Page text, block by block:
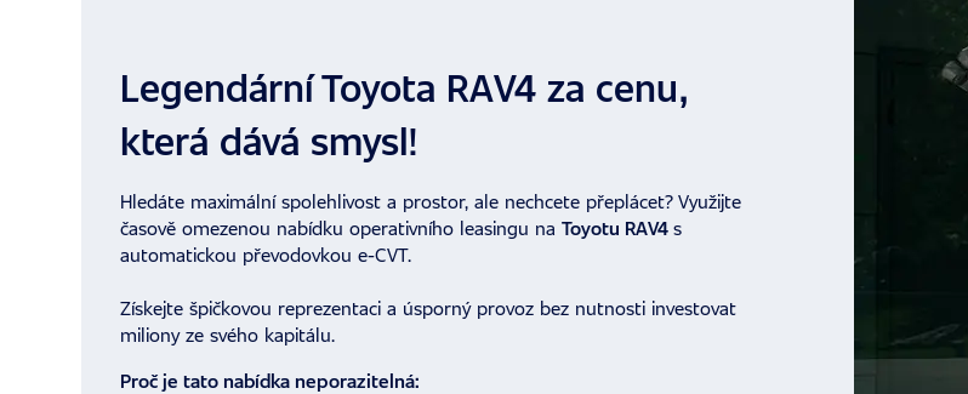
Legendární Toyota RAV4 za cenu,
která dává smysl!
Hledáte maximální spolehlivost a prostor, ale nechcete přeplácet? Využijte
časově omezenou nabídku operativního leasingu naToyotu RAV4 s
automatickou převodovkou e-CVT.
Získejte špičkovou reprezentaci a úsporný provoz bez nutnosti investovat
miliony ze svého kapitálu.
Proč je tato nabídka neporazitelná: